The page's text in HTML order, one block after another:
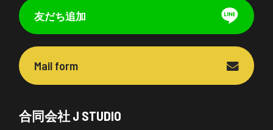
友だち追加
Mail form
合同会社 J STUDIO